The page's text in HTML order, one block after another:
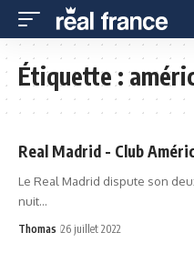
Étiquette :
Real Madrid - Club
Le Real Madrid dispute son
nuit…
Thomas 26 juillet 2022